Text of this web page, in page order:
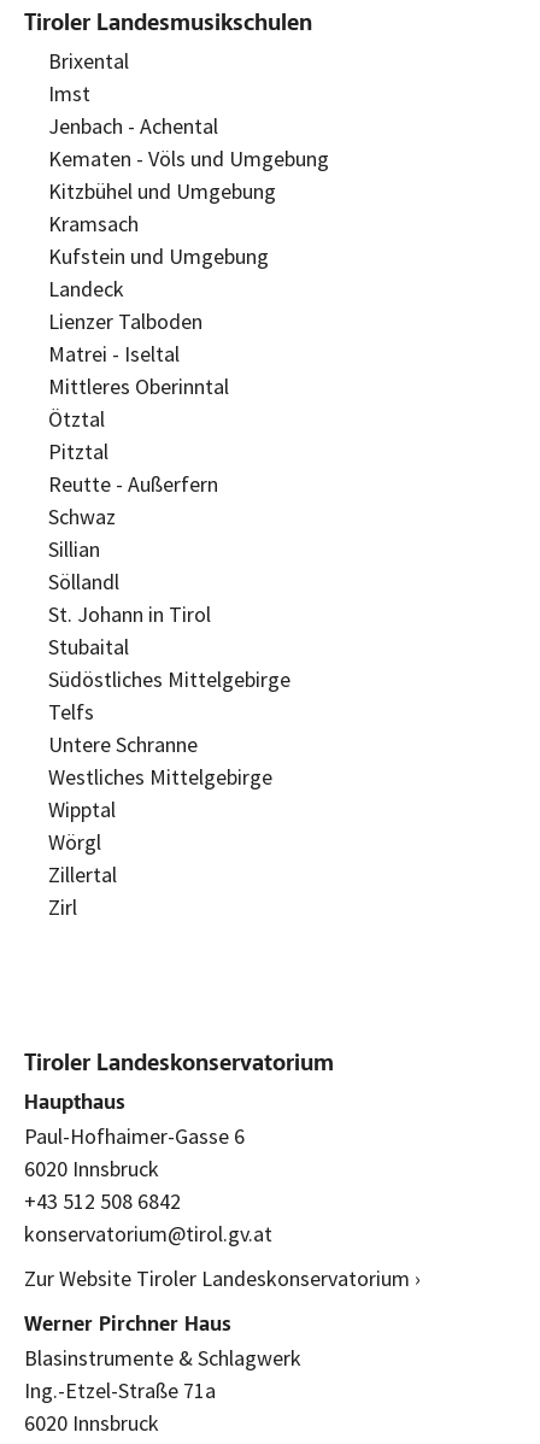
Tiroler Landesmusikschulen
Brixental
Imst
Jenbach - Achental
Kematen - Völs und Umgebung
Kitzbühel und Umgebung
Kramsach
Kufstein und Umgebung
Landeck
Lienzer Talboden
Matrei - Iseltal
Mittleres Oberinntal
Ötztal
Pitztal
Reutte - Außerfern
Schwaz
Sillian
Söllandl
St. Johann in Tirol
Stubaital
Südöstliches Mittelgebirge
Telfs
Untere Schranne
Westliches Mittelgebirge
Wipptal
Wörgl
Zillertal
Zirl
Tiroler Landeskonservatorium
Haupthaus
Paul-Hofhaimer-Gasse 6
6020 Innsbruck
+43 512 508 6842
konservatorium@tirol.gv.at
Zur Website Tiroler Landeskonservatorium ›
Werner Pirchner Haus
Blasinstrumente & Schlagwerk
Ing.-Etzel-Straße 71a
6020 Innsbruck